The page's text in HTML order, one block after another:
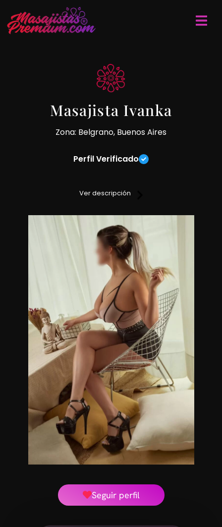
Masajista Ivanka
Zona: Belgrano, Buenos Aires
Perfil Verificado
masajes.
placer y relajación.
Los masajes que realizo son descontracturantes, sedativos y
sensitivos que finalizan con un relax placentero, lo ideal para
que descargues todas las tensiones.
Servicio de ducha, ambiente climatizado.
Masajistas en Belgrano
Ver descripción
Seguir perfil